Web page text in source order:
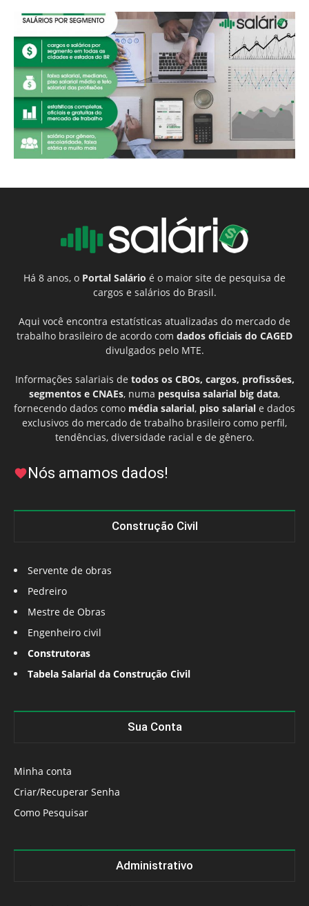
Há 8 anos, o Portal Salário é o maior site de pesquisa de
cargos e salários do Brasil.
Aqui você encontra estatísticas atualizadas do mercado de
trabalho brasileiro de acordo com dados oficiais do CAGED
divulgados pelo MTE.
Informações salariais de todos os CBOs, cargos, profissões,
segmentos e CNAEs, numa pesquisa salarial big data,
fornecendo dados como média salarial, piso salarial e dados
exclusivos do mercado de trabalho brasileiro como perfil,
tendências, diversidade racial e de gênero.
Nós amamos dados!
Construção Civil
Servente de obras
Pedreiro
Mestre de Obras
Engenheiro civil
Construtoras
Tabela Salarial da Construção Civil
Sua Conta
Minha conta
Criar/Recuperar Senha
Como Pesquisar
Administrativo